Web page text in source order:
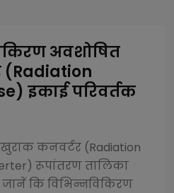
अवशोषित
(Radiation
इकाई परिवर्तक
कनवर्टर (Radiation
रूपांतरण तालिका
कि विभिन्नविकिरण